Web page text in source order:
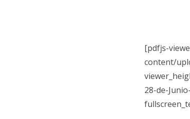
[pdfjs-
content/
28-de-